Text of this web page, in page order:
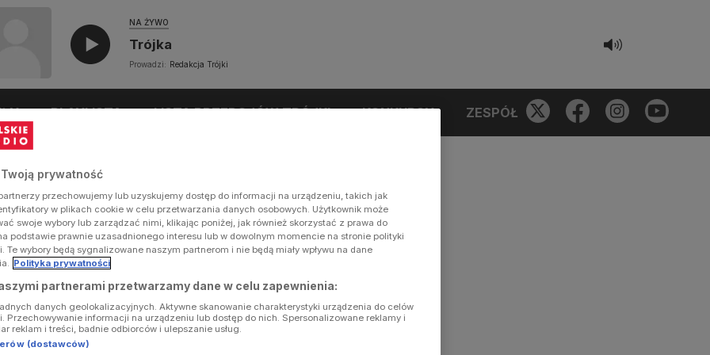
NA ŻYWO
Trójka
Prowadzi: Redakcja Trójki
PLAYLISTA LISTA PRZEBOJÓW TRÓJKI KONKURSY ZESPÓŁ
Twoją prywatność
przechowujemy lub uzyskujemy dostęp do informacji na urządzeniu, takich jak
w plikach cookie w celu przetwarzania danych osobowych. Użytkownik może
swoje wybory lub zarządzać nimi, klikając poniżej, jak również skorzystać z prawa do
podstawie prawnie uzasadnionego interesu lub w dowolnym momencie na stronie polityki
Te wybory będą sygnalizowane naszym partnerom i nie będą miały wpływu na dane
Polityka prywatności
partnerami przetwarzamy dane w celu zapewnienia:
danych geolokalizacyjnych. Aktywne skanowanie charakterystyki urządzenia do celów
Przechowywanie informacji na urządzeniu lub dostęp do nich. Spersonalizowane reklamy i
reklam i treści, badnie odbiorców i ulepszanie usług.
(dostawców)